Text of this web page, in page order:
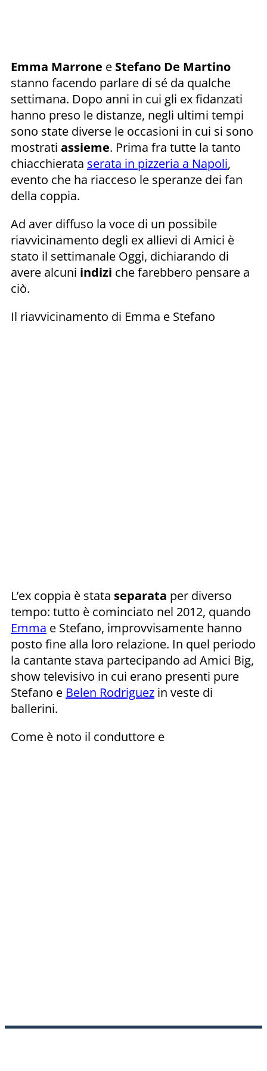
Emma Marrone e Stefano De Martino
stanno facendo parlare di sé da qualche
settimana. Dopo anni in cui gli ex fidanzati
hanno preso le distanze, negli ultimi tempi
sono state diverse le occasioni in cui si sono
mostrati assieme. Prima fra tutte la tanto
chiacchierata serata in pizzeria a Napoli,
evento che ha riacceso le speranze dei fan
della coppia.
Ad aver diffuso la voce di un possibile
riavvicinamento degli ex allievi di Amici è
stato il settimanale Oggi, dichiarando di
avere alcuni indizi che farebbero pensare a
ciò.
Il riavvicinamento di Emma e Stefano
L’ex coppia è stata separata per diverso
tempo: tutto è cominciato nel 2012, quando
Emma e Stefano, improvvisamente hanno
posto fine alla loro relazione. In quel periodo
la cantante stava partecipando ad Amici Big,
show televisivo in cui erano presenti pure
Stefano e Belen Rodriguez in veste di
ballerini.
Come è noto il conduttore e